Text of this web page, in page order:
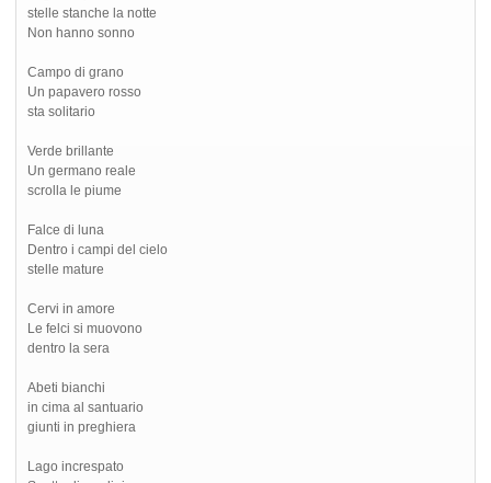
stelle stanche la notte
Non hanno sonno
Campo di grano
Un papavero rosso
sta solitario
Verde brillante
Un germano reale
scrolla le piume
Falce di luna
Dentro i campi del cielo
stelle mature
Cervi in amore
Le felci si muovono
dentro la sera
Abeti bianchi
in cima al santuario
giunti in preghiera
Lago increspato